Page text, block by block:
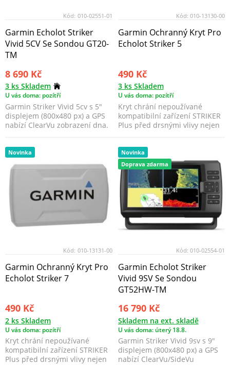
Kód: 010-02551-01
Garmin Echolot Striker
Vivid 5CV Se Sondou GT20-
TM
8 690 Kč
3 ks Skladem
U vás doma: pozítří
Garmin Striker Vivid 5cv s 5"
displejem (800x480 px) a GPS
nabízí ClearVu zobrazení dna.
Kód: 010-13130-00
Garmin Ochranný Kryt Pro
Echolot Striker 5
490 Kč
3 ks Skladem
U vás doma: pozítří
Kryt chrání nepoužívané
kompatibilní zařízení STRIKER
Plus před drsnými vlivy nejen
Novinka
Kód: 010-13131-00
Garmin Ochranný Kryt Pro
Echolot Striker 7
490 Kč
2 ks Skladem
U vás doma: pozítří
Kryt chrání nepoužívané
kompatibilní zařízení STRIKER
Plus před drsnými vlivy nejen
Novinka
Doprava zdarma
Kód: 010-02554-01
Garmin Echolot Striker
Vivid 9SV Se Sondou
GT52HW-TM
16 790 Kč
Skladem na ext. skladě
U vás doma: úterý 18.8.
Garmin Striker Vivid 9sv s 9"
displejem (800x480 px) a GPS
nabízí ClearVu/SideVu